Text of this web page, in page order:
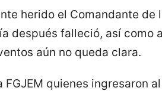
herido el Comandante de
después falleció, así como
aún no queda clara.
quienes ingresaron